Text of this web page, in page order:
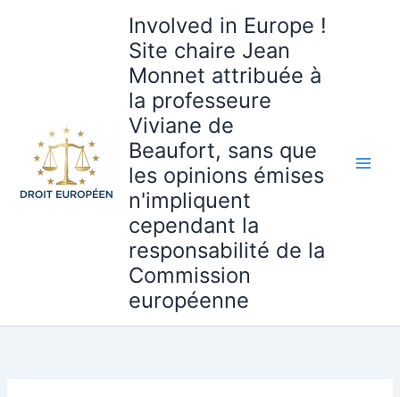
Involved in Europe !
Site chaire Jean
Monnet attribuée à
la professeure
Viviane de
Beaufort, sans que
les opinions émises
n'impliquent
cependant la
responsabilité de la
Commission
européenne